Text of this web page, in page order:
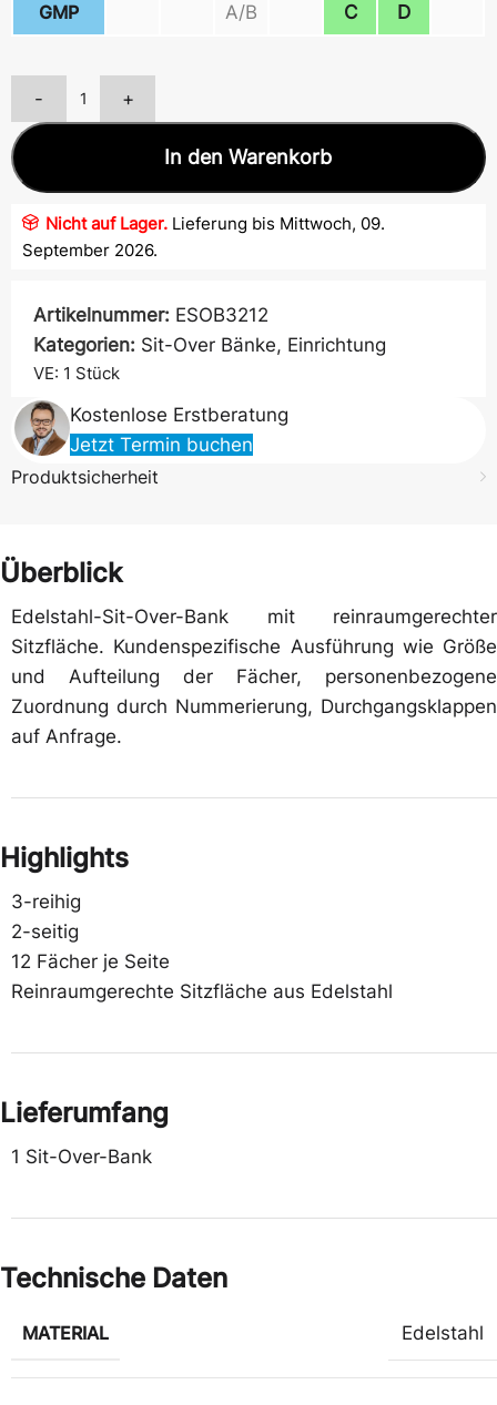
GMP A/B C D
- +
In den Warenkorb
Nicht auf Lager. Lieferung bis Mittwoch, 09.
September 2026.
Artikelnummer: ESOB3212
Kategorien: Sit-Over Bänke, Einrichtung
VE: 1 Stück
Kostenlose Erstberatung
Jetzt Termin buchen
Produktsicherheit
Überblick
Edelstahl-Sit-Over-Bank mit reinraumgerechter
Sitzfläche. Kundenspezifische Ausführung wie Größe
und Aufteilung der Fächer, personenbezogene
Zuordnung durch Nummerierung, Durchgangsklappen
auf Anfrage.
Highlights
3-reihig
2-seitig
12 Fächer je Seite
Reinraumgerechte Sitzfläche aus Edelstahl
Lieferumfang
1 Sit-Over-Bank
Technische Daten
MATERIAL Edelstahl